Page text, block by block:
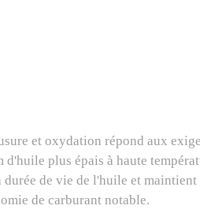
et oxydation répond aux
plus épais à haute
de vie de l'huile et
de carburant notable.